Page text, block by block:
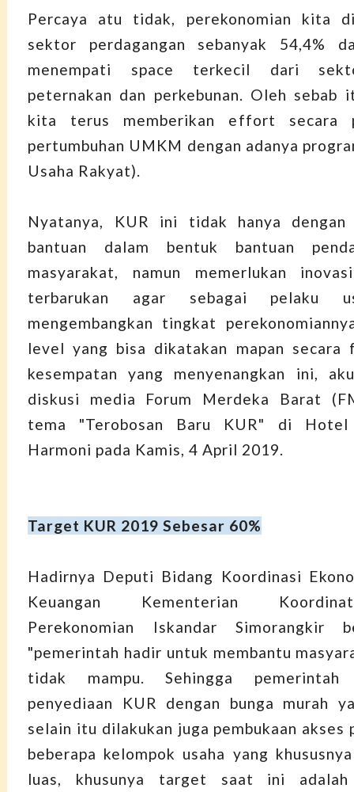
Percaya atu tidak, perekonomian kita
sektor perdagangan sebanyak 54,4%
menempati space terkecil dari
peternakan dan perkebunan. Oleh sebab
kita terus memberikan effort secara
pertumbuhan UMKM dengan adanya
Usaha Rakyat).
Nyatanya, KUR ini tidak hanya dengan
bantuan dalam bentuk bantuan
masyarakat, namun memerlukan
terbarukan agar sebagai pelaku
mengembangkan tingkat
level yang bisa dikatakan mapan secara
kesempatan yang menyenangkan ini,
diskusi media Forum Merdeka Barat
tema "Terobosan Baru KUR" di
Harmoni pada Kamis, 4 April 2019.
Target KUR 2019 Sebesar 60%
Hadirnya Deputi Bidang Koordinasi
Keuangan Kementerian
Perekonomian Iskandar Simorangkir
"pemerintah hadir untuk membantu
tidak mampu. Sehingga
penyediaan KUR dengan bunga murah
selain itu dilakukan juga pembukaan akses
beberapa kelompok usaha yang
luas, khusunya target saat ini